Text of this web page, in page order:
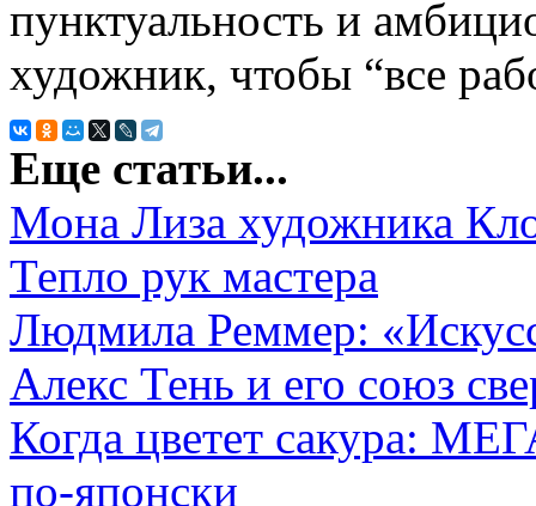
пунктуальность и
художник, чтобы “все
Еще статьи...
Мона Лиза художника
Тепло рук мастера
Людмила Реммер:
Алекс Тень и его союз
Когда цветет сакура:
по-японски